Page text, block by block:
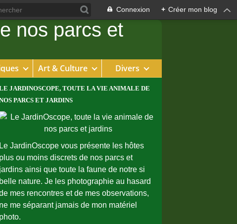
Connexion + Créer mon blog
Art & Culture Divers
JARDINOSCOPE, TOUTE LA VIE ANIMALE DE
PARCS ET JARDINS
Le JardinOscope vous présente les hôtes
plus ou moins discrets de nos parcs et
jardins ainsi que toute la faune de notre si
belle nature. Je les photographie au hasard
mes rencontres et de mes observations,
ne me séparant jamais de mon matériel
photo.